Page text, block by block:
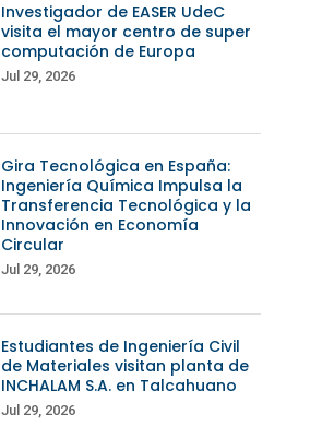
Investigador de EASER UdeC
visita el mayor centro de super
computación de Europa
Jul 29, 2026
Gira Tecnológica en España:
Ingeniería Química Impulsa la
Transferencia Tecnológica y la
Innovación en Economía
Circular
Jul 29, 2026
Estudiantes de Ingeniería Civil
de Materiales visitan planta de
INCHALAM S.A. en Talcahuano
Jul 29, 2026